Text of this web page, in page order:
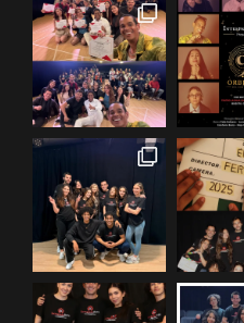
Todos
Actrices
Actores
Juveniles
Formación Actoral
Modern Method Acting
Formacion Élite
Coach Actoral
Galería
Contáctanos